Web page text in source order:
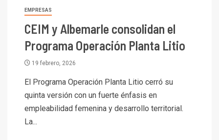
EMPRESAS
CEIM y Albemarle consolidan el
Programa Operación Planta Litio
19 febrero, 2026
El Programa Operación Planta Litio cerró su
quinta versión con un fuerte énfasis en
empleabilidad femenina y desarrollo territorial.
La...